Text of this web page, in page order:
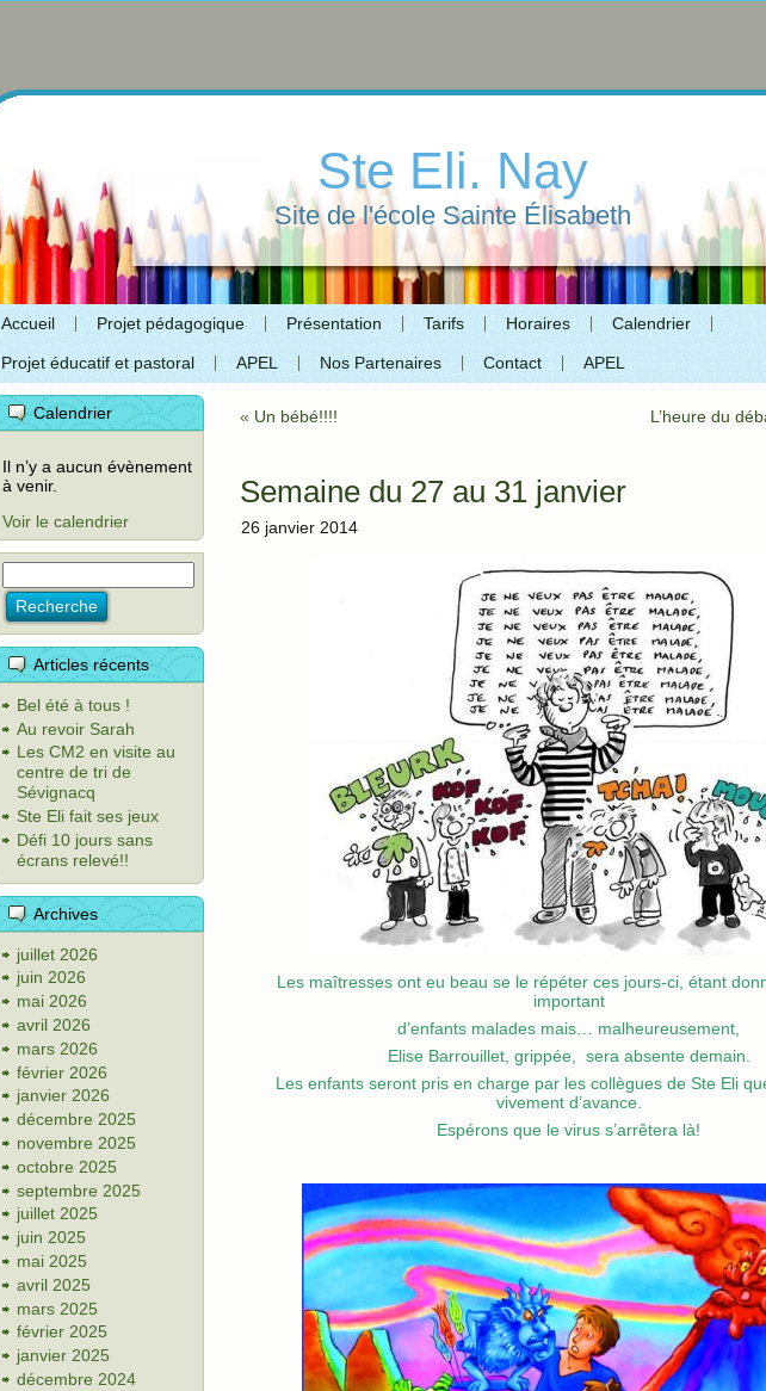
Ste Eli. Nay
Site de l'école Sainte Élisabeth
Accueil Projet pédagogique Présentation Tarifs Horaires Calendrier
Projet éducatif et pastoral APEL Nos Partenaires Contact APEL
Calendrier
Il n’y a aucun évènement
à venir.
Voir le calendrier
Articles récents
Bel été à tous !
Au revoir Sarah
Les CM2 en visite au
centre de tri de
Sévignacq
Ste Eli fait ses jeux
Défi 10 jours sans
écrans relevé!!
Archives
juillet 2026
juin 2026
mai 2026
avril 2026
mars 2026
février 2026
janvier 2026
décembre 2025
novembre 2025
octobre 2025
septembre 2025
juillet 2025
juin 2025
mai 2025
avril 2025
mars 2025
février 2025
janvier 2025
décembre 2024
« Un bébé!!!! L’heure du
Semaine du 27 au 31 janvier
26 janvier 2014
Les maîtresses ont eu beau se le répéter ces jours-ci, étant
important
d’enfants malades mais… malheureusement,
Elise Barrouillet, grippée, sera absente demain.
Les enfants seront pris en charge par les collègues de Ste Eli
vivement d’avance.
Espérons que le virus s’arrêtera là!